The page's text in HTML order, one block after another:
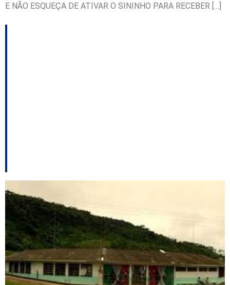
E NÃO ESQUEÇA DE ATIVAR O SININHO PARA RECEBER […]